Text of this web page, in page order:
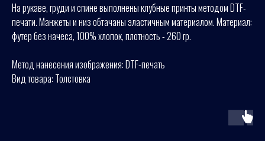
На рукаве, груди и спине выполнены клубные принты методом DTF-
печати. Манжеты и низ обтачаны эластичным материалом. Материал:
футер без начеса, 100% хлопок, плотность - 260 гр.
Метод нанесения изображения: DTF-печать
Вид товара: Толстовка